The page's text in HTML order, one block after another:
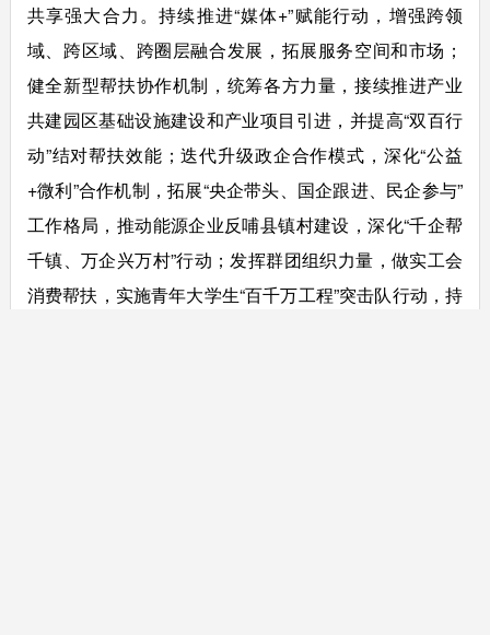
共享强大合力。持续推进“媒体+”赋能行动，增强跨领
域、跨区域、跨圈层融合发展，拓展服务空间和市场；
健全新型帮扶协作机制，统筹各方力量，接续推进产业
共建园区基础设施建设和产业项目引进，并提高“双百行
动”结对帮扶效能；迭代升级政企合作模式，深化“公益
+微利”合作机制，拓展“央企带头、国企跟进、民企参与”
工作格局，推动能源企业反哺县镇村建设，深化“千企帮
千镇、万企兴万村”行动；发挥群团组织力量，做实工会
消费帮扶，实施青年大学生“百千万工程”突击队行动，持